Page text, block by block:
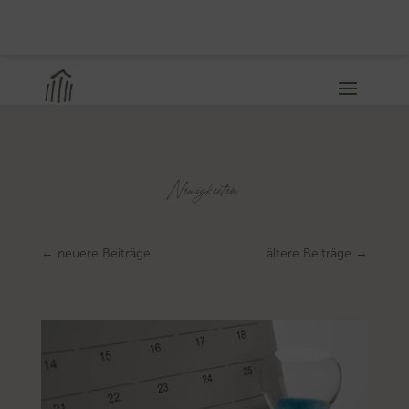
Neuigkeiten
← neuere Beiträge ältere Beiträge →